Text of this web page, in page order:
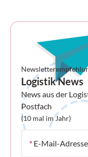
Logistik News
News aus der
Postfach
(10 mal im Jahr)
* E-Mail-Adresse